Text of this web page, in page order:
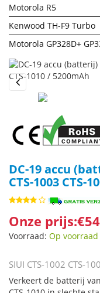
Motorola R5
Kenwood TH-F9 Turbo
Motorola GP328D+
Previous
DC-19 accu
CTS-1003 CTS-
Onze
Voorraad: Op voorraad
SIUI CTS-1002 CTS-
Verkeert de batterij van